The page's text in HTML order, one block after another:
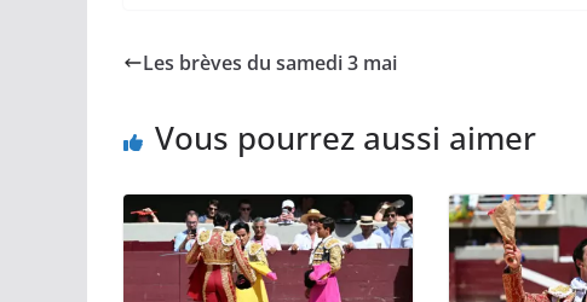
o
i
A
g
Les brèves du samedi 3 mai
Vous pourrez aussi aimer